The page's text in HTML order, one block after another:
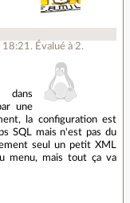
18:21 . Évalué à 2.
dans
une
la configuration est
SQL mais n'est pas du
seul un petit XML
menu, mais tout ça va